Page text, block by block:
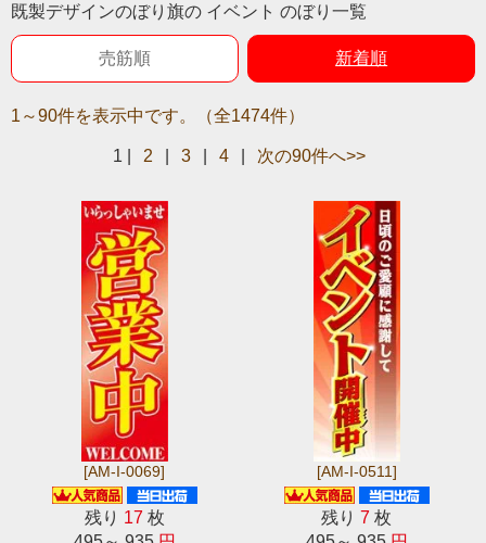
既製デザインのぼり旗の イベント のぼり一覧
売筋順 新着順
1～90件を表示中です。（全1474件）
1 2 3 4 次の90件へ>>
[AM-I-0069]
残り 17 枚
[AM-I-0511]
残り7 枚